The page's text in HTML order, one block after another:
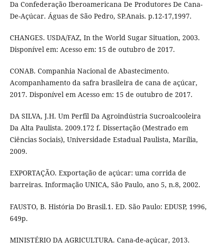
Da Confederação Iberoamericana De Produtores De Cana-
De-Açúcar. Águas de São Pedro, SP.Anais. p.12-17,1997.
CHANGES. USDA/FAZ, In the World Sugar Situation, 2003.
Disponível em: Acesso em: 15 de outubro de 2017.
CONAB. Companhia Nacional de Abastecimento.
Acompanhamento da safra brasileira de cana de açúcar,
2017. Disponível em Acesso em: 15 de outubro de 2017.
DA SILVA, J.H. Um Perfil Da Agroindústria Sucroalcooleira
Da Alta Paulista. 2009.172 f. Dissertação (Mestrado em
Ciências Sociais), Universidade Estadual Paulista, Marília,
2009.
EXPORTAÇÃO. Exportação de açúcar: uma corrida de
barreiras. Informação UNICA, São Paulo, ano 5, n.8, 2002.
FAUSTO, B. História Do Brasil.1. ED. São Paulo: EDUSP, 1996,
649p.
MINISTÉRIO DA AGRICULTURA. Cana-de-açúcar, 2013.